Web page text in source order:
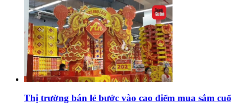
Thị trường bán lẻ bước vào cao điểm mua sắm